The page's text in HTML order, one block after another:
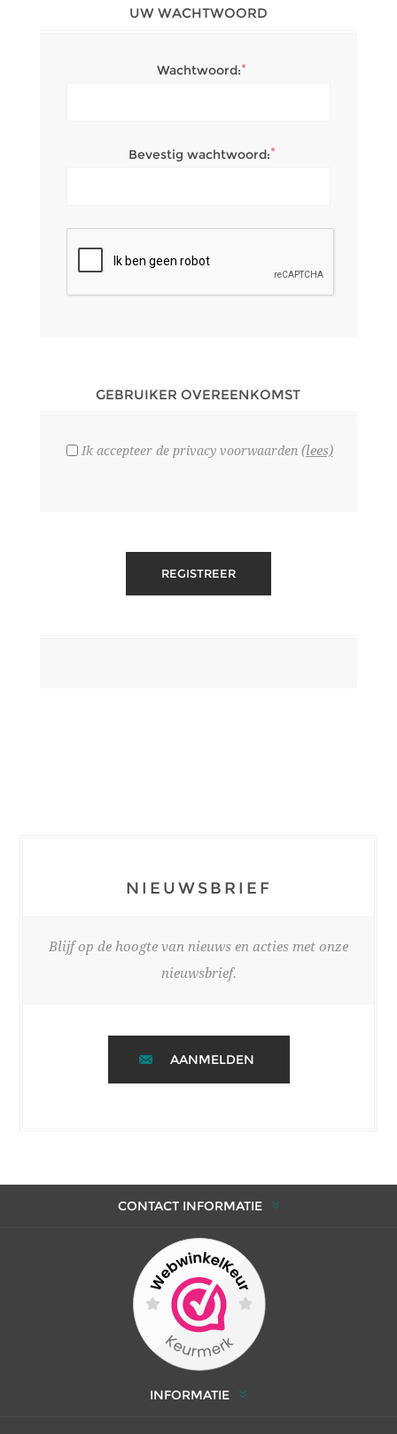
UW WACHTWOORD
Wachtwoord:*
Bevestig wachtwoord:*
GEBRUIKER OVEREENKOMST
Ik accepteer de privacy voorwaarden (lees)
NIEUWSBRIEF
Blijf op de hoogte van nieuws en acties met onze
nieuwsbrief.
AANMELDEN
CONTACT INFORMATIE
INFORMATIE